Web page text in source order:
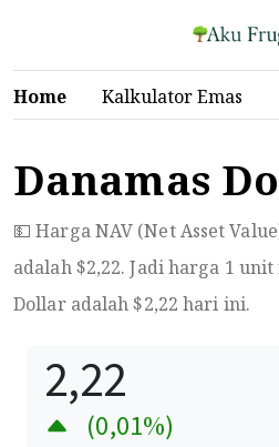
Home Kalkulator Emas
Danamas
💵 Harga NAV (Net Asset
adalah $2,22. Jadi harga 1 unit
Dollar adalah $2,22 hari ini.
2,22
(0,01%)